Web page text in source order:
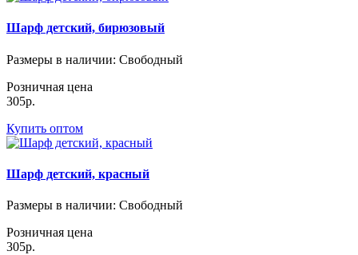
Шарф детский, бирюзовый
Размеры в наличии: Свободный
Розничная цена
305р.
Купить оптом
Шарф детский, красный
Размеры в наличии: Свободный
Розничная цена
305р.